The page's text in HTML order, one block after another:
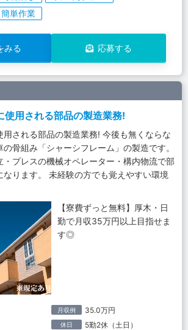
簡単作業
みる 応募する
使用される部品の製造業務!
用される部品の製造業務! 今後も無くならな
骨組み「シャーシフレーム」の製造です。
・プレスの機械オペレーター・構内物流で部
なります。 未経験の方でも覚えやすい環境
【寮費ずっと無料】厚木・日
勤で月収35万円以上目指せま
す◎
月収例 35.0万円
休日 5勤2休（土日）